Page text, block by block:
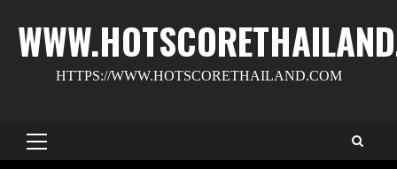
content
HTTPS://WWW.HOTSCORETHAILAND.COM
Primary